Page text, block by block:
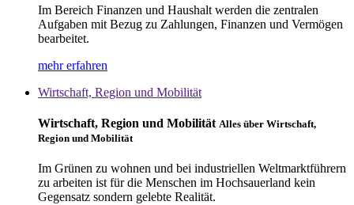
Im Bereich Finanzen und Haushalt werden die zentralen
Aufgaben mit Bezug zu Zahlungen, Finanzen und Vermögen
bearbeitet.
mehr erfahren
Wirtschaft, Region und Mobilität
Wirtschaft, Region und Mobilität Alles über Wirtschaft,
Region und Mobilität
Im Grünen zu wohnen und bei industriellen Weltmarktführern
zu arbeiten ist für die Menschen im Hochsauerland kein
Gegensatz sondern gelebte Realität.